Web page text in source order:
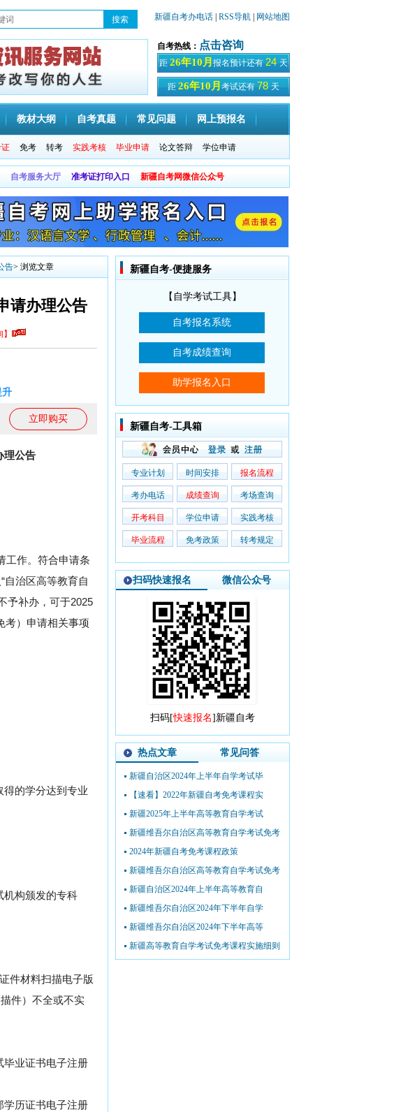
新疆自考办电话 RSS导航 网站地图
自考热线： 点击咨询
距 26年10月 报名预计还有 24 天
距 26年10月 考试还有 78 天
教材大纲 自考真题 常见问题 网上预报名
免考 转考 实践考核 毕业申请 论文答辩 学位申请
自考服务大厅 准考证打印入口 新疆自考网微信公众号
告> 浏览文章
请办理公告
升
立即购买
理公告
工作。符合申请条
自治区高等教育自
予补办，可于2025
考）申请相关事项
得的学分达到专业
机构颁发的专科
件材料扫描电子版
件）不全或不实
毕业证书电子注册
学历证书电子注册
新疆自考-便捷服务
【自学考试工具】
新疆自考-工具箱
专业计划 时间安排 报名流程
考办电话 成绩查询 考场查询
开考科目 学位申请 实践考核
毕业流程 免考政策 转考规定
扫码快速报名 微信公众号
扫码[快速报名]新疆自考
热点文章 常见问答
新疆自治区2024年上半年自学考试毕
【速看】2022年新疆自考免考课程实
新疆2025年上半年高等教育自学考试
新疆维吾尔自治区高等教育自学考试免考
2024年新疆自考免考课程政策
新疆维吾尔自治区高等教育自学考试免考
新疆自治区2024年上半年高等教育自
新疆维吾尔自治区2024年下半年自学
新疆维吾尔自治区2024年下半年高等
新疆高等教育自学考试免考课程实施细则